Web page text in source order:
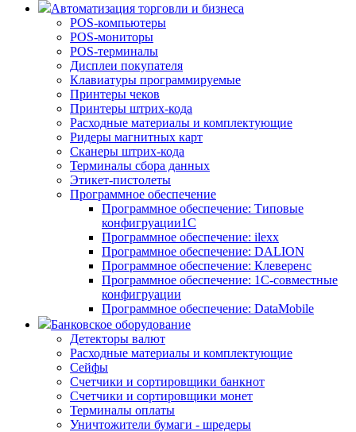
Автоматизация торговли и бизнеса
POS-компьютеры
POS-мониторы
POS-терминалы
Дисплеи покупателя
Клавиатуры программируемые
Принтеры чеков
Принтеры штрих-кода
Расходные материалы и комплектующие
Ридеры магнитных карт
Сканеры штрих-кода
Терминалы сбора данных
Этикет-пистолеты
Программное обеспечение
Программное обеспечение: Типовые
конфигруации1С
Программное обеспечение: ilexx
Программное обеспечение: DALION
Программное обеспечение: Клеверенс
Программное обеспечение: 1С-совместные
конфигруации
Программное обеспечение: DataMobile
Банковское оборудование
Детекторы валют
Расходные материалы и комплектующие
Сейфы
Счетчики и сортировщики банкнот
Счетчики и сортировщики монет
Терминалы оплаты
Уничтожители бумаги - шредеры